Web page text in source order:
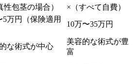
性包茎の場合） ×（すべて自費）
5万円（保険適用
10万〜35万円
な術式が中心
美容的な術式が豊
富